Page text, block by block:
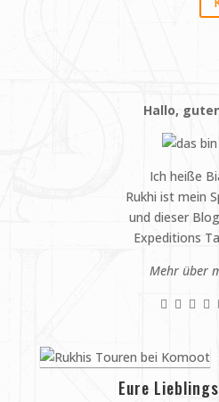
Hallo,
Ich heiße
Rukhi ist mein
und dieser
Expeditions
Mehr über
Eure